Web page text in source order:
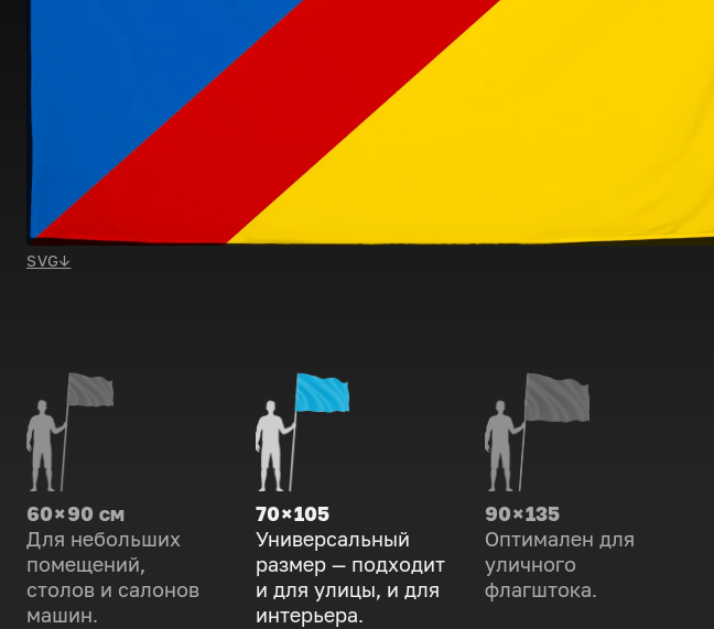
SVG↓
60 × 90 см
Для небольших
помещений,
столов и салонов
машин.
70 × 105
Универсальный
размер — подходит
и для улицы, и для
интерьера.
90 × 135
Оптимален для
уличного
флагштока.